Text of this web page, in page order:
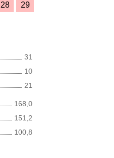
28
29
31
10
21
168,0
151,2
100,8